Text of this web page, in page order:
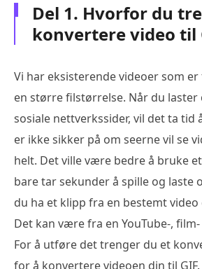
Del 1. Hvorfor du
konvertere video til
Vi har eksisterende videoer som
en større filstørrelse. Når du
sosiale nettverkssider, vil det ta tid
er ikke sikker på om seerne vil se
helt. Det ville være bedre å bruke
bare tar sekunder å spille og laste
du ha et klipp fra en bestemt video
Det kan være fra en YouTube-,
For å utføre det trenger du et
for å konvertere videoen din til